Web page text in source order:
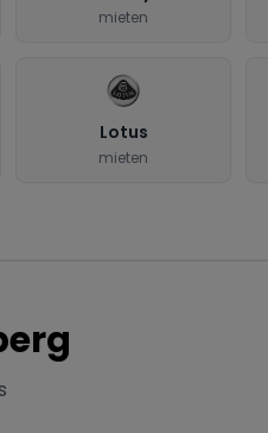
mieten
Lotus
mieten